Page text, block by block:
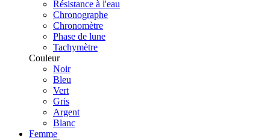
Résistance à l'eau
Chronographe
Chronomètre
Phase de lune
Tachymètre
Couleur
Noir
Bleu
Vert
Gris
Argent
Blanc
Femme